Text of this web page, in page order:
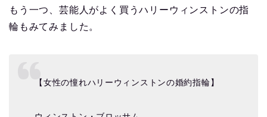
もう一つ、芸能人がよく買うハリーウィンストンの指
輪もみてみました。
【女性の憧れハリーウィンストンの婚約指輪】